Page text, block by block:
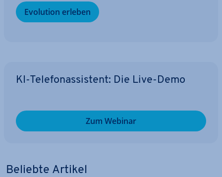
Evolution erleben
KI-Te­le­fon­as­sis­tent: Die Live-Demo
Zum Webinar
Beliebte Artikel